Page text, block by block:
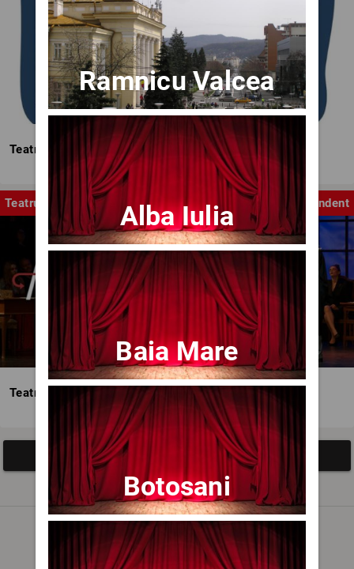
Teatrul Mic - Stagiunea 2025-2026
Teatru Independent
Teatrul Avangardia
Afisați mai multe evenimente
Noutăți
Ramnicu Valcea
Alba Iulia
Baia Mare
Botosani